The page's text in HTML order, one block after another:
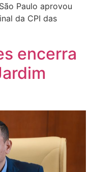
Paulo aprovou
da CPI das
encerra